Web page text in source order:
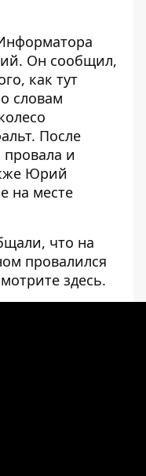
Он сообщил,
как тут
словам
После
провала и
Юрий
на месте
что на
провалился
здесь.